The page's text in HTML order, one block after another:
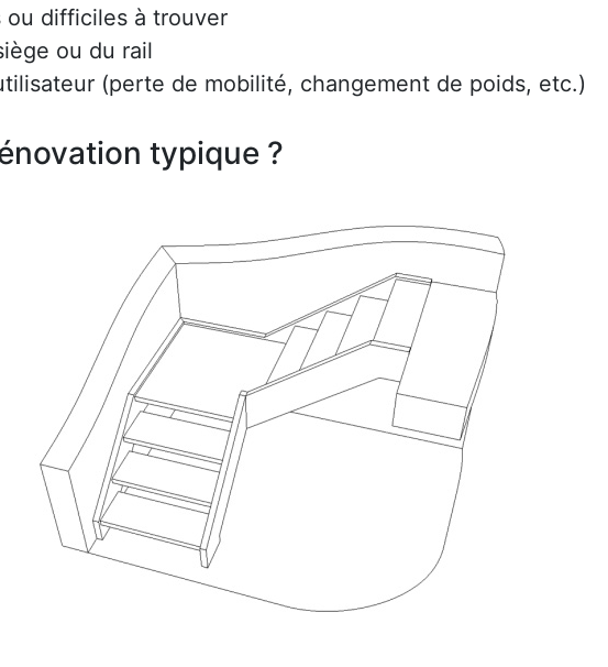
ou difficiles à trouver
ou du rail
(perte de mobilité, changement de poids, etc.)
typique ?